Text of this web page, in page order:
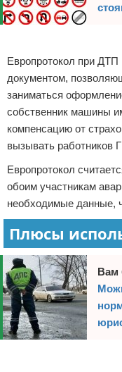
Европротокол при
документом,
заниматься
собственник машины
компенсацию от
вызывать работников
Европротокол
обоим участникам
необходимые данные,
Плюсы
Вам